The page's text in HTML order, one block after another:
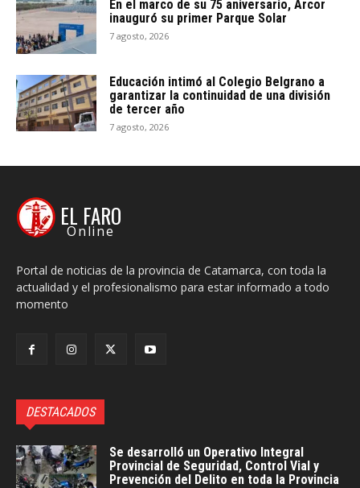
En el marco de su 75 aniversario, Arcor
inauguró su primer Parque Solar
7 agosto, 2026
Educación intimó al Colegio Belgrano a
garantizar la continuidad de una división
de tercer año
7 agosto, 2026
EL FARO
Online
Portal de noticias de la provincia de Catamarca, con toda la
actualidad y el profesionalismo para estar informado a todo
momento
DESTACADOS
Se desarrolló un Operativo Integral
Provincial de Seguridad, Control Vial y
Prevención del Delito en toda la Provincia